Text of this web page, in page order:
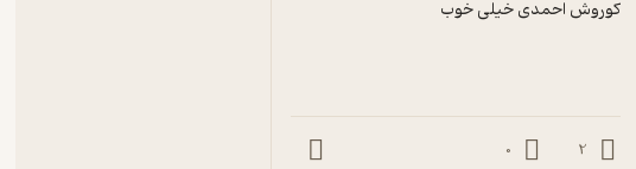
کوروش احمدی خیلی خوب
2
0